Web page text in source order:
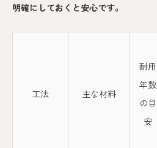
明確にしておくと安心です。
工法 主な材料
耐用
年数
の目
安